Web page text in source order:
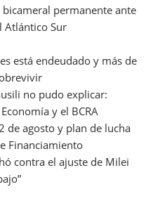
permanente ante
Atlántico Sur
está endeudado y más de
no pudo explicar:
y el BCRA
de agosto y plan de lucha
Financiamiento
contra el ajuste de Milei